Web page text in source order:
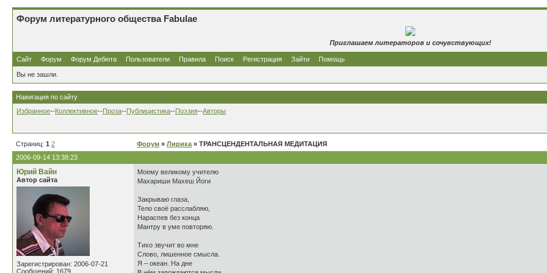
Форум литературного общества Fabulae
Приглашаем литераторов и сочувствующих!
Сайт Форум Форум Дебюта Пользователи Правила Поиск Регистрация Зайти Помощь
Вы не зашли.
Навигация по сайту
Избранное--Коллективное--Проза--Публицистика--Поэзия--Авторы
Страниц: 1 2 Форум » Лирика » ТРАНСЦЕНДЕНТАЛЬНАЯ МЕДИТАЦИЯ
2006-09-14 13:38:23
Юрий Вайн
Автор сайта
Зарегистрирован: 2006-07-21
Сообщений: 1679
Моему великому учителю
Махариши Махеш Йоги
Закрываю глаза,
Тело своё расслабляю,
Нараспев без конца
Мантру в уме повторяю.
Тихо звучит во мне
Слово, лишенное смысла.
Я – океан. На дне